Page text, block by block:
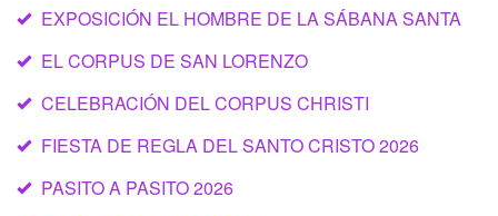
EXPOSICIÓN EL HOMBRE DE LA SÁBANA SANTA
EL CORPUS DE SAN LORENZO
CELEBRACIÓN DEL CORPUS CHRISTI
FIESTA DE REGLA DEL SANTO CRISTO 2026
PASITO A PASITO 2026